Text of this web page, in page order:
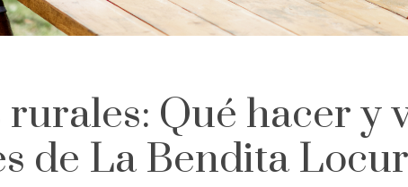
rurales: Qué hacer y
de La Bendita